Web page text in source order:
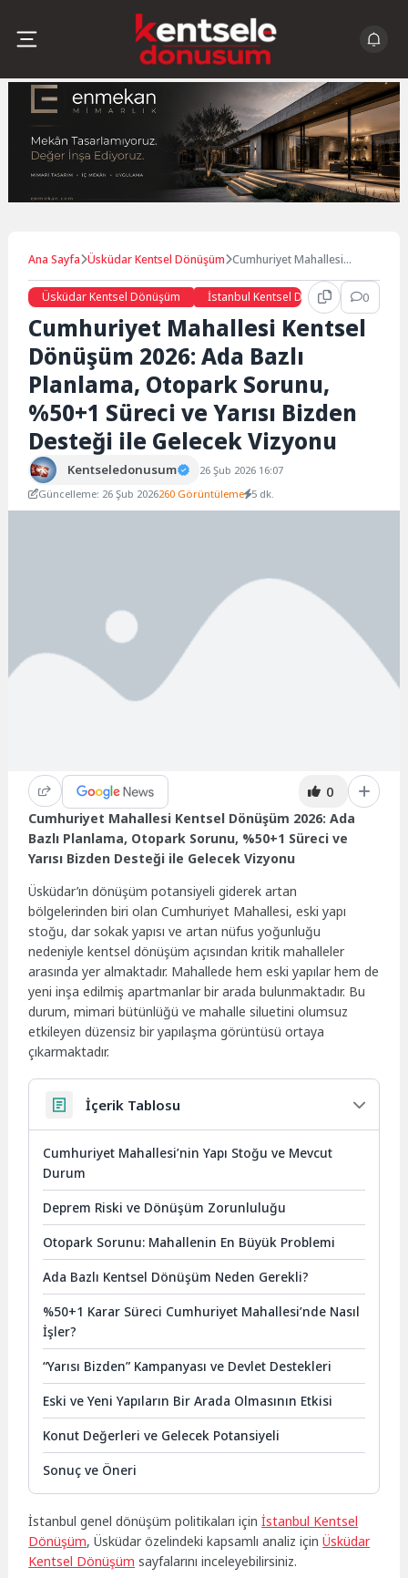
content
Ana Sayfa Üsküdar Kentsel Dönüşüm Cumhuriyet Mahallesi
Bazlı Planlama, Otopark
Sorunu, %50+1 Süreci ve
Yarısı Bizden Desteği ile
Gelecek Vizyonu
Üsküdar Kentsel Dönüşüm İstanbul Kentsel Dönüşüm 0
Cumhuriyet Mahallesi Kentsel
Dönüşüm 2026: Ada Bazlı
Planlama, Otopark Sorunu,
%50+1 Süreci ve Yarısı Bizden
Desteği ile Gelecek Vizyonu
Kentseledonusum
26 Şub 2026 16:07
Güncelleme: 26 Şub 2026260 Görüntüleme 5 dk.
0
Cumhuriyet Mahallesi Kentsel Dönüşüm 2026: Ada
Bazlı Planlama, Otopark Sorunu, %50+1 Süreci ve
Yarısı Bizden Desteği ile Gelecek Vizyonu
Üsküdar’ın dönüşüm potansiyeli giderek artan
bölgelerinden biri olan Cumhuriyet Mahallesi, eski yapı
stoğu, dar sokak yapısı ve artan nüfus yoğunluğu
nedeniyle kentsel dönüşüm açısından kritik mahalleler
arasında yer almaktadır. Mahallede hem eski yapılar hem de
yeni inşa edilmiş apartmanlar bir arada bulunmaktadır. Bu
durum, mimari bütünlüğü ve mahalle siluetini olumsuz
etkileyen düzensiz bir yapılaşma görüntüsü ortaya
çıkarmaktadır.
İçerik Tablosu
Cumhuriyet Mahallesi’nin Yapı Stoğu ve Mevcut
Durum
Deprem Riski ve Dönüşüm Zorunluluğu
Otopark Sorunu: Mahallenin En Büyük Problemi
Ada Bazlı Kentsel Dönüşüm Neden Gerekli?
%50+1 Karar Süreci Cumhuriyet Mahallesi’nde Nasıl
İşler?
“Yarısı Bizden” Kampanyası ve Devlet Destekleri
Eski ve Yeni Yapıların Bir Arada Olmasının Etkisi
Konut Değerleri ve Gelecek Potansiyeli
Sonuç ve Öneri
İstanbul genel dönüşüm politikaları içinİstanbul Kentsel
Dönüşüm, Üsküdar özelindeki kapsamlı analiz içinÜsküdar
Kentsel Dönüşüm sayfalarını inceleyebilirsiniz.